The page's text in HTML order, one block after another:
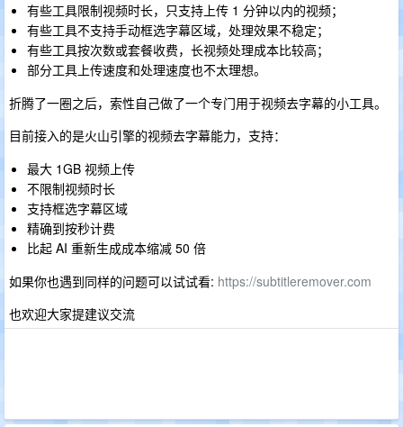
有些工具限制视频时长，只支持上传 1 分钟以内的视频；
有些工具不支持手动框选字幕区域，处理效果不稳定；
有些工具按次数或套餐收费，长视频处理成本比较高；
部分工具上传速度和处理速度也不太理想。
折腾了一圈之后，索性自己做了一个专门用于视频去字幕的小工具。
目前接入的是火山引擎的视频去字幕能力，支持：
最大 1GB 视频上传
不限制视频时长
支持框选字幕区域
精确到按秒计费
比起 AI 重新生成成本缩减 50 倍
如果你也遇到同样的问题可以试试看: https://subtitleremover.com
也欢迎大家提建议交流